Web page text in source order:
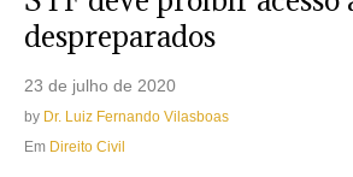
despreparados
23 de julho de 2020
by Dr. Luiz Fernando Vilasboas
Em Direito Civil